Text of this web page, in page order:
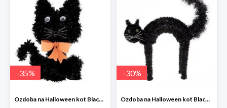
-35%
Ozdoba na Halloween kot Blackie -35%
-30%
Ozdoba na Halloween kot Black -35%